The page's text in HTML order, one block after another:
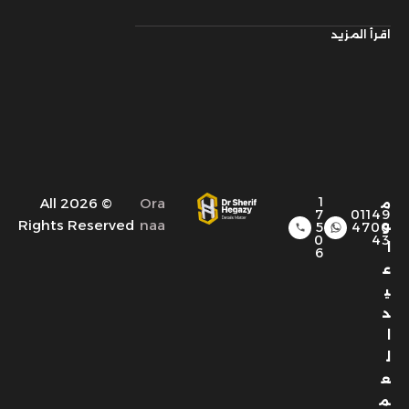
اقرأ المزيد
م
و
ا
ع
ي
د
ل
ع
م
01149
4700
43
1
7
5
0
6
Ora
naa
© 2026 All
Rights Reserved